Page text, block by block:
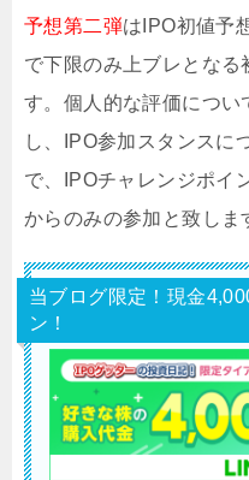
予想第二弾はIPO初値予
で下限のみ上ブレとな
す。個人的な評価につい
し、IPO参加スタンスに
で、IPOチャレンジポイ
からのみの参加と致しま
当ブログ限定！現金
ン！